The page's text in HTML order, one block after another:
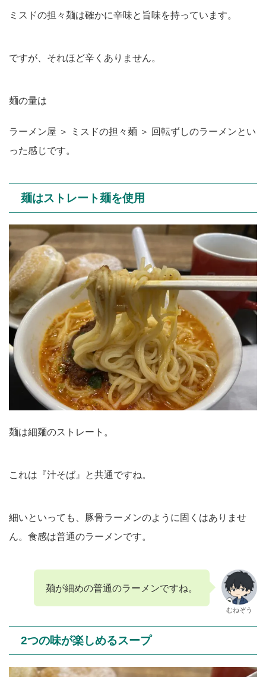
ミスドの担々麺は確かに辛味と旨味を持っています。
ですが、それほど辛くありません。
麺の量は
ラーメン屋 ＞ ミスドの担々麺 ＞ 回転ずしのラーメンとい
った感じです。
麺はストレート麺を使用
麺は細麺のストレート。
これは『汁そば』と共通ですね。
細いといっても、豚骨ラーメンのように固くはありませ
ん。食感は普通のラーメンです。
麺が細めの普通のラーメンですね。
むねぞう
2つの味が楽しめるスープ